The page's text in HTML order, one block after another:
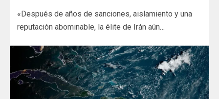
«Después de años de sanciones, aislamiento y una
reputación abominable, la élite de Irán aún…